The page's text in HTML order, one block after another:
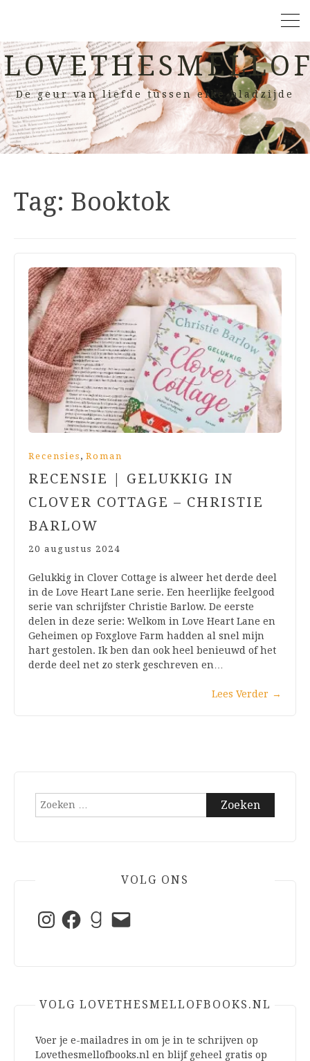
De geur van liefde tussen elke bladzijde
Tag: Booktok
Recensies , Roman
RECENSIE | GELUKKIG IN
CLOVER COTTAGE – CHRISTIE
BARLOW
20 augustus 2024
Gelukkig in Clover Cottage is alweer het derde deel
in de Love Heart Lane serie. Een heerlijke feelgood
serie van schrijfster Christie Barlow. De eerste
delen in deze serie: Welkom in Love Heart Lane en
Geheimen op Foxglove Farm hadden al snel mijn
hart gestolen. Ik ben dan ook heel benieuwd of het
derde deel net zo sterk geschreven en…
Lees Verder →
Zoeken
VOLG ONS
InstagramFacebookGoodreads
E-
mail
VOLG LOVETHESMELLOFBOOKS.NL
Voer je e-mailadres in om je in te schrijven op
Lovethesmellofbooks.nl en blijf geheel gratis op